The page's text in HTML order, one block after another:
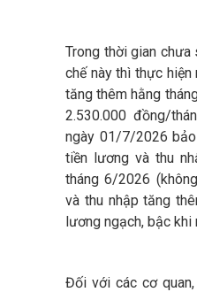
Trong thời gian
chế này thì thực
tăng thêm hằng
2.530.000 đồng/
ngày 01/7/2026
tiền lương và thu
tháng 6/2026
và thu nhập tăng
lương ngạch, bậc khi
Đối với các cơ